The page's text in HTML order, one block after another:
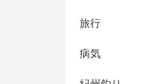
旅行
病気